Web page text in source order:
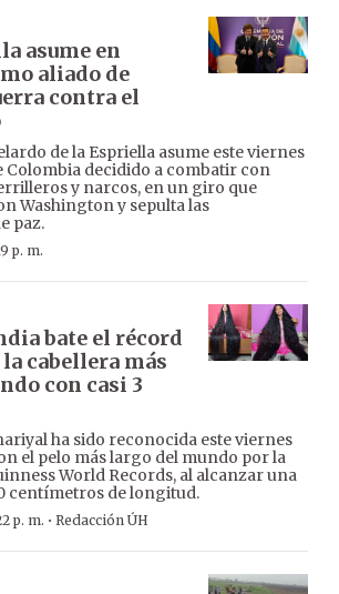
asume en
aliado de
contra el
de la Espriella asume este viernes
Colombia decidido a combatir con
y narcos, en un giro que
Washington y sepulta las
paz.
p. m.
bate el récord
cabellera más
con casi 3
ha sido reconocida este viernes
el pelo más largo del mundo por la
World Records, al alcanzar una
centímetros de longitud.
p. m. · Redacción ÚH